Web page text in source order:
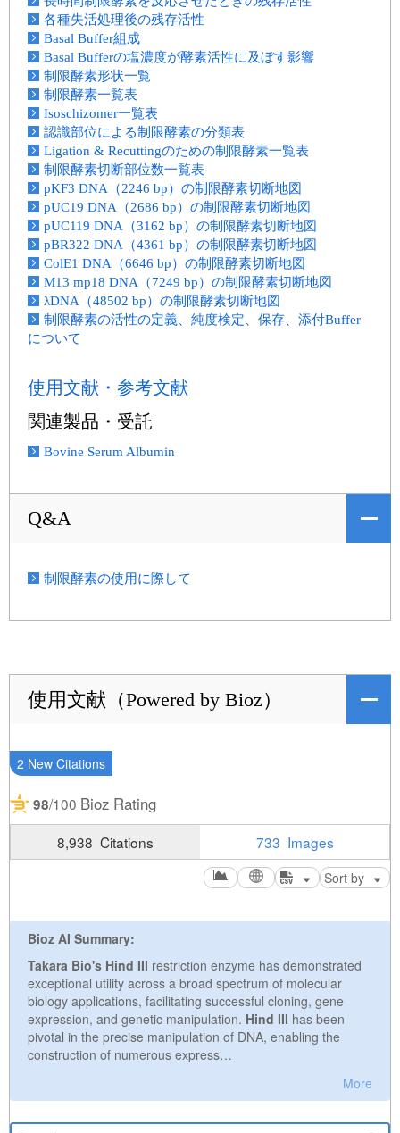
各種失活処理後の残存活性
Basal Buffer組成
Basal Bufferの塩濃度が酵素活性に及ぼす影響
制限酵素形状一覧
制限酵素一覧表
Isoschizomer一覧表
認識部位による制限酵素の分類表
Ligation & Recuttingのための制限酵素一覧表
制限酵素切断部位数一覧表
pKF3 DNA（2246 bp）の制限酵素切断地図
pUC19 DNA（2686 bp）の制限酵素切断地図
pUC119 DNA（3162 bp）の制限酵素切断地図
pBR322 DNA（4361 bp）の制限酵素切断地図
ColE1 DNA（6646 bp）の制限酵素切断地図
M13 mp18 DNA（7249 bp）の制限酵素切断地図
λDNA（48502 bp）の制限酵素切断地図
制限酵素の活性の定義、純度検定、保存、添付Buffer
について
使用文献・参考文献
関連製品・受託
Bovine Serum Albumin
Q&A
制限酵素の使用に際して
使用文献（Powered by Bioz）